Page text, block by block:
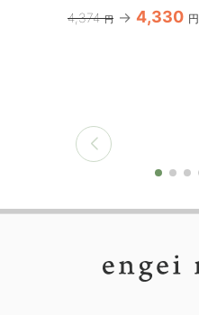
4,374 円 4,330 円